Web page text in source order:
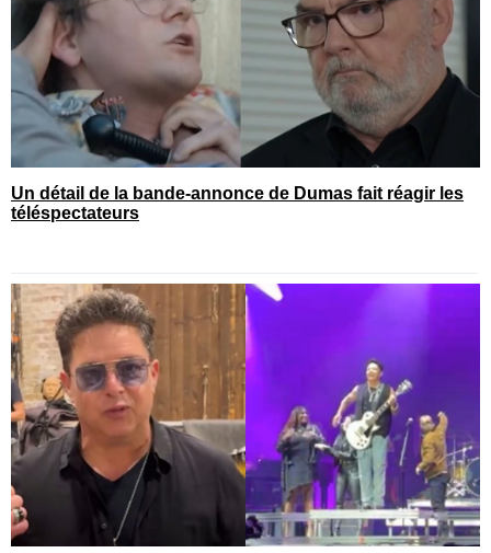
Un détail de la bande-annonce de Dumas fait réagir les
téléspectateurs